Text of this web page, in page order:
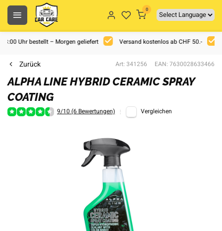
0
Uhr bestellt – Morgen geliefert Versand kostenlos ab CHF 50.-
Zurück Art: 341256 EAN: 7630028633466
ALPHA LINE HYBRID CERAMIC SPRAY
COATING
9/10 (6 Bewertungen) Vergleichen